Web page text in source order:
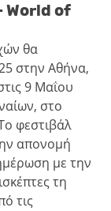
World of
θα
στην Αθήνα,
9 Μαΐου
στο
φεστιβάλ
απονομή
με την
τη
τις